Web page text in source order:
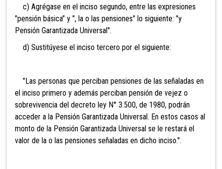
c) Agrégase en el inciso segundo, entre las expresiones
"pensión básica" y ", la o las pensiones" lo siguiente: "y
Pensión Garantizada Universal".
d) Sustitúyese el inciso tercero por el siguiente:
"Las personas que perciban pensiones de las señaladas en
el inciso primero y además perciban pensión de vejez o
sobrevivencia del decreto ley N° 3.500, de 1980, podrán
acceder a la Pensión Garantizada Universal. En estos casos al
monto de la Pensión Garantizada Universal se le restará el
valor de la o las pensiones señaladas en dicho inciso.".